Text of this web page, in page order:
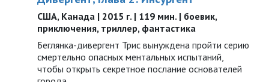
США, Канада | 2015 г. | 119 мин. | боевик,
приключения, триллер, фантастика
Беглянка-дивергент Трис вынуждена пройти серию
смертельно опасных ментальных испытаний,
чтобы открыть секретное послание основателей